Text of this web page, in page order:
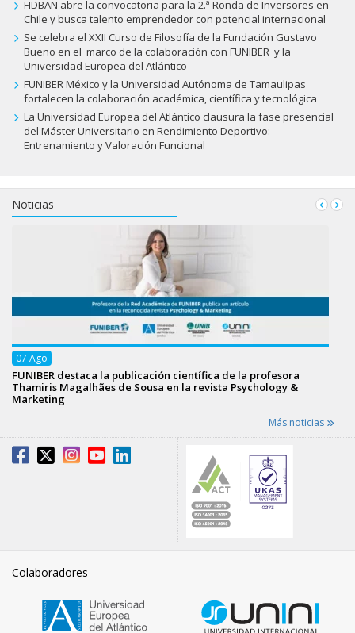
FIDBAN abre la convocatoria para la 2.ª Ronda de Inversores en
Chile y busca talento emprendedor con potencial internacional
Se celebra el XXII Curso de Filosofía de la Fundación Gustavo
Bueno en el marco de la colaboración con FUNIBER y la
Universidad Europea del Atlántico
FUNIBER México y la Universidad Autónoma de Tamaulipas
fortalecen la colaboración académica, científica y tecnológica
La Universidad Europea del Atlántico clausura la fase presencial
del Máster Universitario en Rendimiento Deportivo:
Entrenamiento y Valoración Funcional
Noticias
07 Ago
FUNIBER destaca la publicación científica de la profesora
Thamiris Magalhães de Sousa en la revista Psychology &
Marketing
Más noticias
Colaboradores